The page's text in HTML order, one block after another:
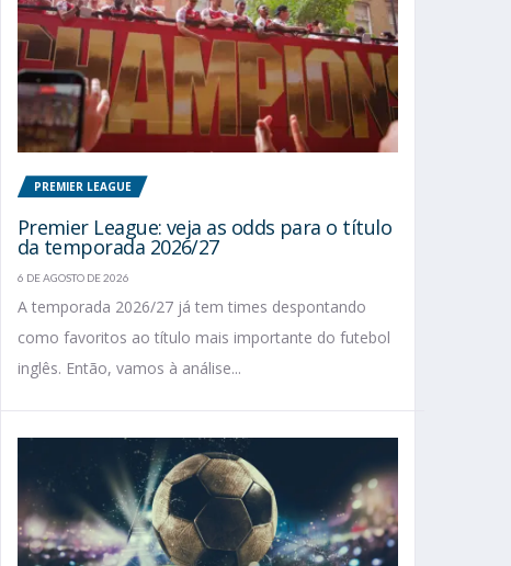
PREMIER LEAGUE
Premier League: veja as odds para o título
da temporada 2026/27
6 DE AGOSTO DE 2026
A temporada 2026/27 já tem times despontando
como favoritos ao título mais importante do futebol
inglês. Então, vamos à análise...